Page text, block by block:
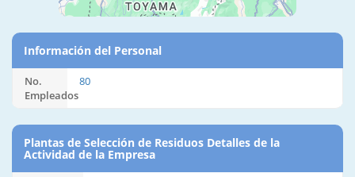
Información del Personal
No.
Empleados
80
Plantas de Selección de Residuos Detalles de la
Actividad de la Empresa